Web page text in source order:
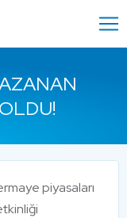
piyasaları